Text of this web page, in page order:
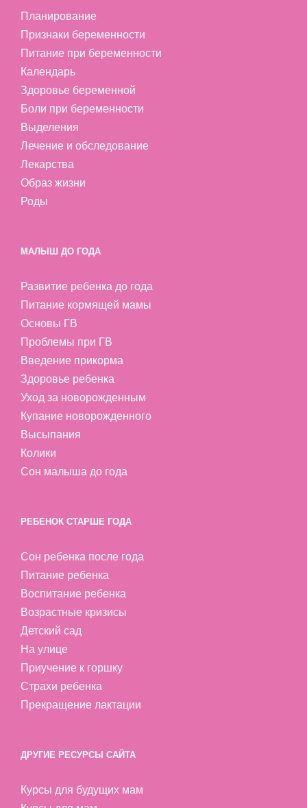
Планирование
Признаки беременности
Питание при беременности
Календарь
Здоровье беременной
Боли при беременности
Выделения
Лечение и обследование
Лекарства
Образ жизни
Роды
МАЛЫШ ДО ГОДА
Развитие ребенка до года
Питание кормящей мамы
Основы ГВ
Проблемы при ГВ
Введение прикорма
Здоровье ребенка
Уход за новорожденным
Купание новорожденного
Высыпания
Колики
Сон малыша до года
РЕБЕНОК СТАРШЕ ГОДА
Сон ребенка после года
Питание ребенка
Воспитание ребенка
Возрастные кризисы
Детский сад
На улице
Приучение к горшку
Страхи ребенка
Прекращение лактации
ДРУГИЕ РЕСУРСЫ САЙТА
Курсы для будущих мам